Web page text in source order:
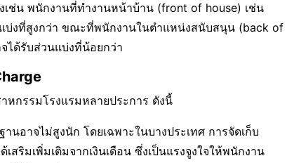
ช่น พนักงานที่ทำงานหน้าบ้าน (front of house) เช่น
บ่งที่สูงกว่า ขณะที่พนักงานในตำแหน่งสนับสนุน (back of
ได้รับส่วนแบ่งที่น้อยกว่า
หกรรมโรงแรมหลายประการ ดังนี้
านอาจไม่สูงนัก โดยเฉพาะในบางประเทศ การจัดเก็บ
สริมเพิ่มเติมจากเงินเดือน ซึ่งเป็นแรงจูงใจให้พนักงาน